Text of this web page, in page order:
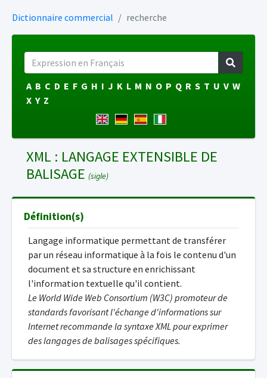
Dictionnaire commercial recherche
A B C D E F G H I J K L M N O P Q R S T U V W
X Y Z
XML : LANGAGE EXTENSIBLE DE
BALISAGE (sigle)
Définition(s)
Langage informatique permettant de transférer
par un réseau informatique à la fois le contenu d'un
document et sa structure en enrichissant
l'information textuelle qu'il contient.
Le World Wide Web Consortium (W3C) promoteur de
standards favorisant l'échange d'informations sur
Internet recommande la syntaxe XML pour exprimer
des langages de balisages spécifiques.